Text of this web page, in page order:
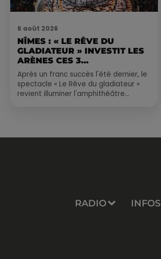
6 août 2026
NÎMES : « LE RÊVE DU
GLADIATEUR » INVESTIT LES
ARÈNES CES 3...
Après un franc succès l'été dernier, le
spectacle « Le Rêve du gladiateur »
revient illuminer l'amphithéâtre
RADIO INFOS